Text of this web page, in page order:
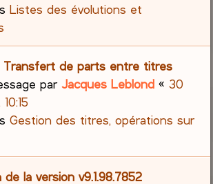
Listes des évolutions et
Transfert de parts entre titres
parJacques Leblond «30
Gestion des titres, opérations sur
de la version v9.1.98.7852